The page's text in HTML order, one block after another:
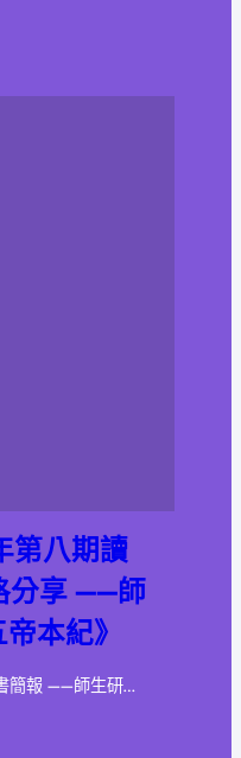
第八期讀
分享 ——師
本紀》
簡報 ——師生研…